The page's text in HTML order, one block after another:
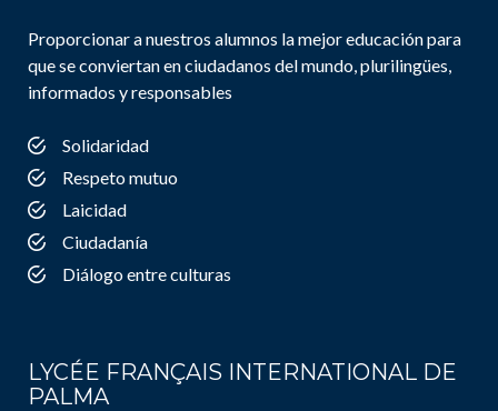
Proporcionar a nuestros alumnos la mejor educación para
que se conviertan en ciudadanos del mundo, plurilingües,
informados y responsables
Solidaridad
Respeto mutuo
Laicidad
Ciudadanía
Diálogo entre culturas
LYCÉE FRANÇAIS INTERNATIONAL DE
PALMA